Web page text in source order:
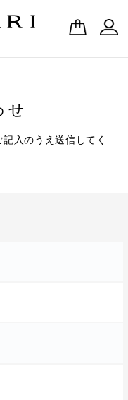
せ
入のうえ送信してく